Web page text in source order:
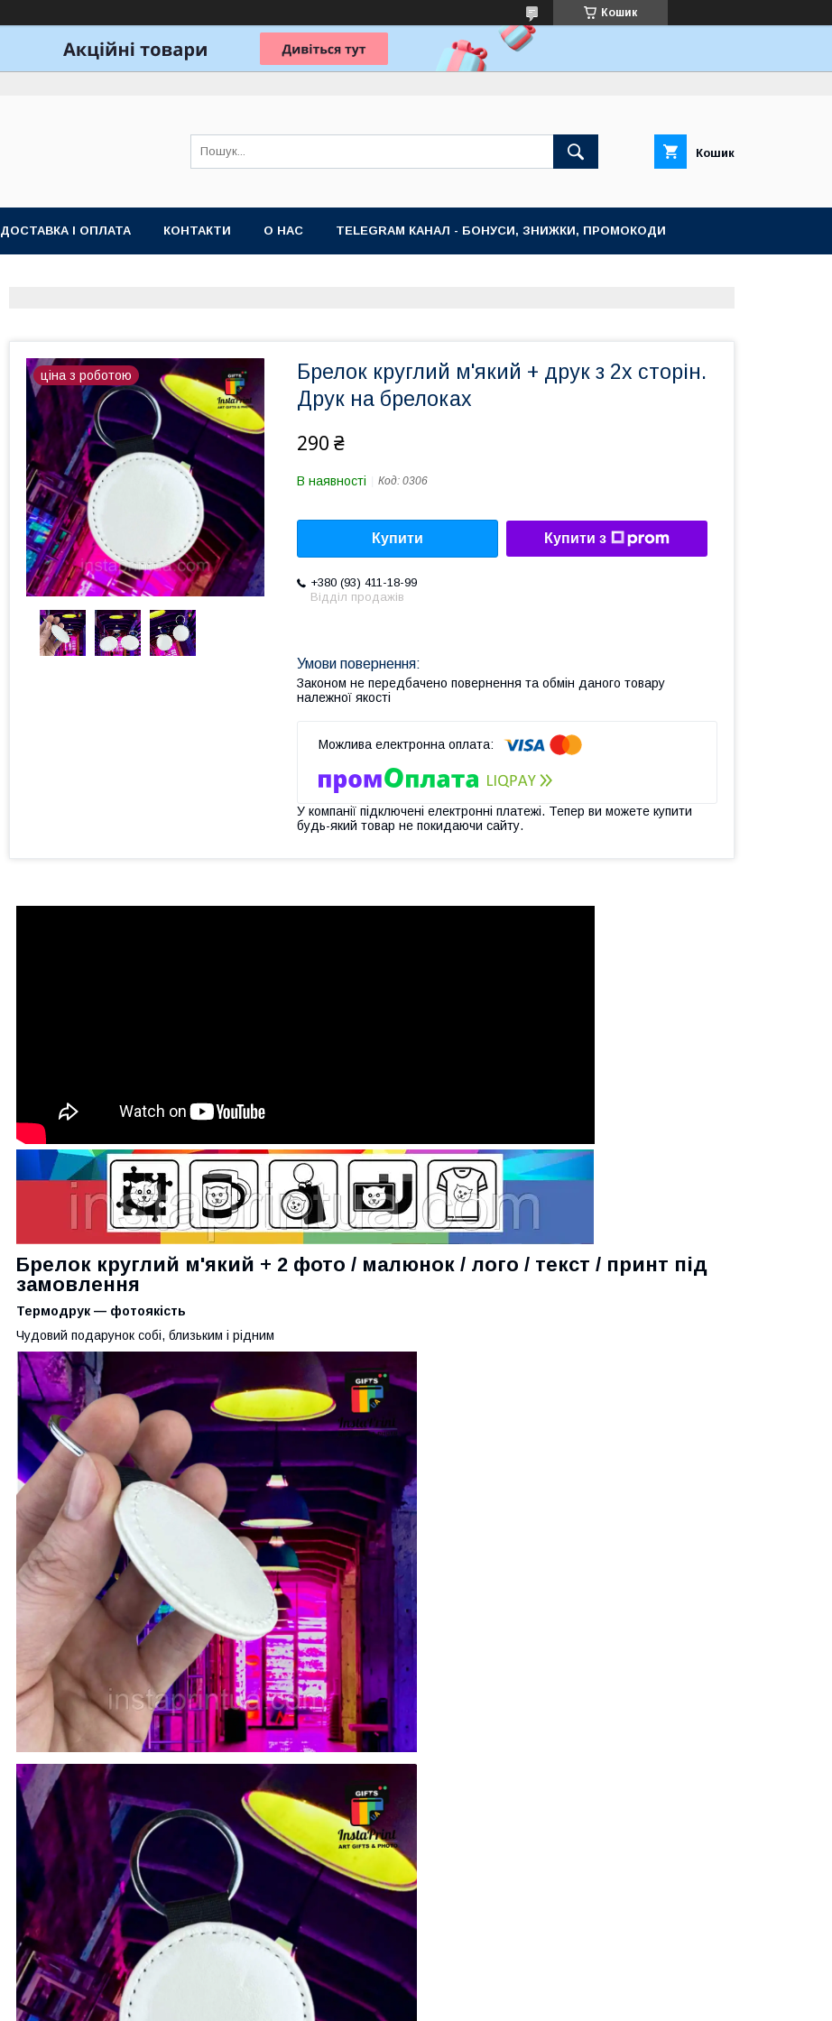
Кошик
Кошик
ДОСТАВКА І ОПЛАТА КОНТАКТИ О НАС TELEGRAM КАНАЛ - БОНУСИ, ЗНИЖКИ, ПРОМОКОДИ
ціна з роботою
Брелок круглий м'який + друк з 2х сторін.
Друк на брелоках
290 ₴
В наявності Код: 0306
Купити Купити з
+380 (93) 411-18-99
Відділ продажів
Законом не передбачено повернення та обмін даного товару
належної якості
У компанії підключені електронні платежі. Тепер ви можете купити
будь-який товар не покидаючи сайту.
Брелок круглий м'який + 2 фото / малюнок / лого / текст / принт під
замовлення
Термодрук — фотоякість
Чудовий подарунок собі, близьким і рідним